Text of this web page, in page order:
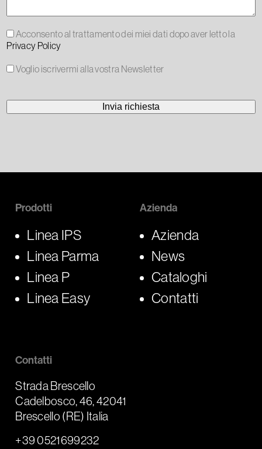
Acconsento al trattamento dei miei dati dopo aver letto la
Privacy Policy
Voglio iscrivermi alla vostra Newsletter
Prodotti
Linea IPS
Linea Parma
Linea P
Linea Easy
Azienda
Azienda
News
Cataloghi
Contatti
Contatti
Strada Brescello
Cadelbosco, 46, 42041
Brescello (RE) Italia
+39 0521699232